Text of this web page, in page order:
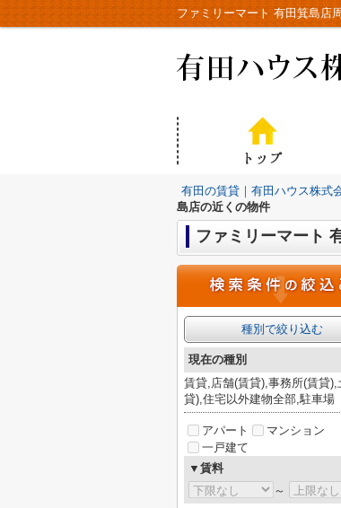
ファミリーマート 有田箕島店
有田の賃貸｜有田ハウス株式
島店の近くの物件
ファミリーマート
種別で絞り込む
現在の種別
賃貸,店舗(賃貸),事務所(賃貸),
貸),住宅以外建物全部,駐車場
アパート
マンション
一戸建て
▼賃料
～